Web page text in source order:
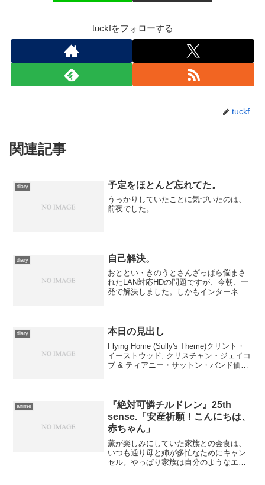
tuckfをフォローする
tuckf
関連記事
diary 予定をほとんど忘れてた。
うっかりしていたことに気づいたのは、
前夜でした。
diary 自己解決。
おととい・きのうとさんざっぱら悩まさ
れたLAN対応HDの問題ですが、今朝、一
発で解決しました。しかもインターネッ
ィ・ソフトのファイ...
diary 本日の見出し
Flying Home (Sully's Theme)クリント・
イーストウッド, クリスチャン・ジェイコ
ブ & ティアニー・サットン・バンド価
anime
『絶対可憐チルドレン』25th
sense.「安産祈願！こんにちは、
赤ちゃん」
薫が楽しみにしていた家族との会食は、
いつも通り母と姉が多忙なためにキャン
セル。やっぱり家族は自分のようなエス